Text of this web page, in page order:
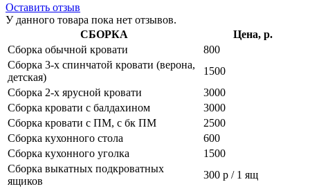
Оставить отзыв
У данного товара пока нет отзывов.
СБОРКА
Цена, р.
Сборка обычной кровати
800
Сборка 3-х спинчатой кровати (верона,
детская)
1500
Сборка 2-х ярусной кровати
3000
Сборка кровати с балдахином
3000
Сборка кровати с ПМ, с бк ПМ
2500
Сборка кухонного стола
600
Сборка кухонного уголка
1500
Сборка выкатных подкроватных
ящиков
300 р / 1 ящ